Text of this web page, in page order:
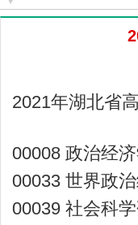
2021年湖北省
00008 政治经
00033 世界政
00039 社会科